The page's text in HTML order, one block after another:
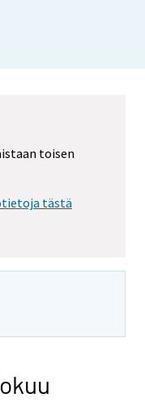
toisen
tästä